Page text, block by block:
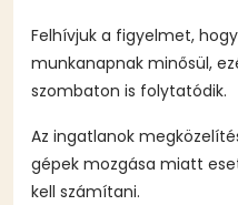
Felhívjuk a figyelmet,
munkanapnak minősül,
szombaton is folytatódik.
Az ingatlanok
gépek mozgása miatt
kell számítani.